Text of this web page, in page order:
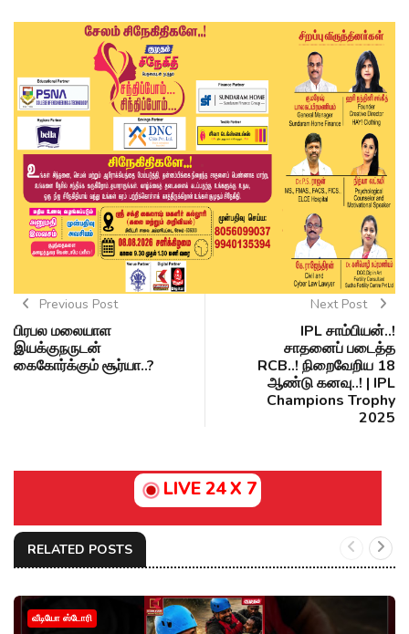
Previous Post
பிரபல மலையாள
இயக்குநருடன்
கைகோர்க்கும் சூர்யா..?
Next Post
IPL சாம்பியன்..!
சாதனைப் படைத்த
RCB..! நிறைவேறிய 18
ஆண்டு கனவு..! | IPL
Champions Trophy
2025
LIVE 24 X 7
RELATED POSTS
வீடியோ ஸ்டோரி